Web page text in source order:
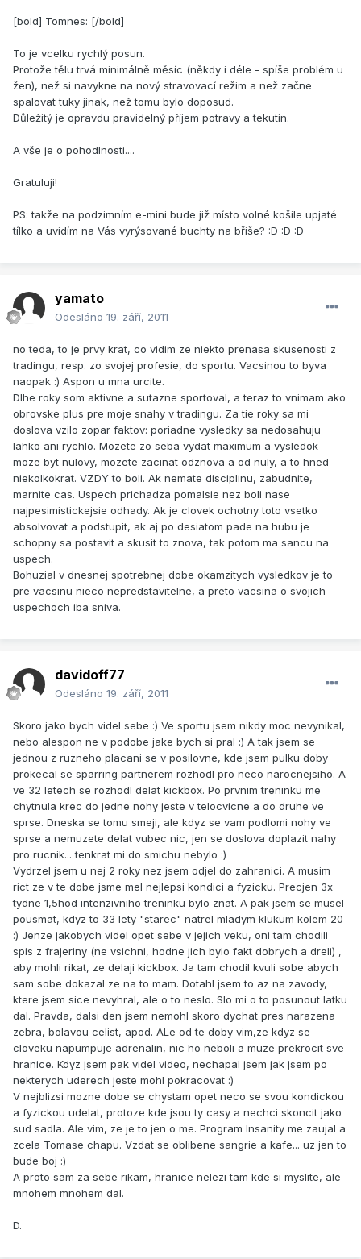
[bold] Tomnes: [/bold]
To je vcelku rychlý posun.
Protože tělu trvá minimálně měsíc (někdy i déle - spíše problém u
žen), než si navykne na nový stravovací režim a než začne
spalovat tuky jinak, než tomu bylo doposud.
Důležitý je opravdu pravidelný příjem potravy a tekutin.
A vše je o pohodlnosti....
Gratuluji!
PS: takže na podzimním e-mini bude již místo volné košile upjaté
tílko a uvidím na Vás vyrýsované buchty na břiše? :D :D :D
yamato
Odesláno 19. září, 2011
no teda, to je prvy krat, co vidim ze niekto prenasa skusenosti z
tradingu, resp. zo svojej profesie, do sportu. Vacsinou to byva
naopak :) Aspon u mna urcite.
Dlhe roky som aktivne a sutazne sportoval, a teraz to vnimam ako
obrovske plus pre moje snahy v tradingu. Za tie roky sa mi
doslova vzilo zopar faktov: poriadne vysledky sa nedosahuju
lahko ani rychlo. Mozete zo seba vydat maximum a vysledok
moze byt nulovy, mozete zacinat odznova a od nuly, a to hned
niekolkokrat. VZDY to boli. Ak nemate disciplinu, zabudnite,
marnite cas. Uspech prichadza pomalsie nez boli nase
najpesimistickejsie odhady. Ak je clovek ochotny toto vsetko
absolvovat a podstupit, ak aj po desiatom pade na hubu je
schopny sa postavit a skusit to znova, tak potom ma sancu na
uspech.
Bohuzial v dnesnej spotrebnej dobe okamzitych vysledkov je to
pre vacsinu nieco nepredstavitelne, a preto vacsina o svojich
uspechoch iba sniva.
davidoff77
Odesláno 19. září, 2011
Skoro jako bych videl sebe :) Ve sportu jsem nikdy moc nevynikal,
nebo alespon ne v podobe jake bych si pral :) A tak jsem se
jednou z ruzneho placani se v posilovne, kde jsem pulku doby
prokecal se sparring partnerem rozhodl pro neco narocnejsiho. A
ve 32 letech se rozhodl delat kickbox. Po prvnim treninku me
chytnula krec do jedne nohy jeste v telocvicne a do druhe ve
sprse. Dneska se tomu smeji, ale kdyz se vam podlomi nohy ve
sprse a nemuzete delat vubec nic, jen se doslova doplazit nahy
pro rucnik... tenkrat mi do smichu nebylo :)
Vydrzel jsem u nej 2 roky nez jsem odjel do zahranici. A musim
rict ze v te dobe jsme mel nejlepsi kondici a fyzicku. Precjen 3x
tydne 1,5hod intenzivniho treninku bylo znat. A pak jsem se musel
pousmat, kdyz to 33 lety "starec" natrel mladym klukum kolem 20
:) Jenze jakobych videl opet sebe v jejich veku, oni tam chodili
spis z frajeriny (ne vsichni, hodne jich bylo fakt dobrych a dreli) ,
aby mohli rikat, ze delaji kickbox. Ja tam chodil kvuli sobe abych
sam sobe dokazal ze na to mam. Dotahl jsem to az na zavody,
ktere jsem sice nevyhral, ale o to neslo. Slo mi o to posunout latku
dal. Pravda, dalsi den jsem nemohl skoro dychat pres narazena
zebra, bolavou celist, apod. ALe od te doby vim,ze kdyz se
cloveku napumpuje adrenalin, nic ho neboli a muze prekrocit sve
hranice. Kdyz jsem pak videl video, nechapal jsem jak jsem po
nekterych uderech jeste mohl pokracovat :)
V nejblizsi mozne dobe se chystam opet neco se svou kondickou
a fyzickou udelat, protoze kde jsou ty casy a nechci skoncit jako
sud sadla. Ale vim, ze je to jen o me. Program Insanity me zaujal a
zcela Tomase chapu. Vzdat se oblibene sangrie a kafe... uz jen to
bude boj :)
A proto sam za sebe rikam, hranice nelezi tam kde si myslite, ale
mnohem mnohem dal.
D.